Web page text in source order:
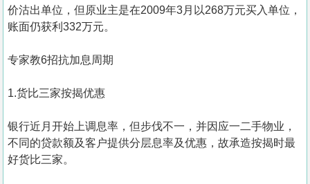
价沽出单位，但原业主是在2009年3月以268万元买入单位，
账面仍获利332万元。
专家教6招抗加息周期
1.货比三家按揭优惠
银行近月开始上调息率，但步伐不一，并因应一二手物业，
不同的贷款额及客户提供分层息率及优惠，故承造按揭时最
好货比三家。